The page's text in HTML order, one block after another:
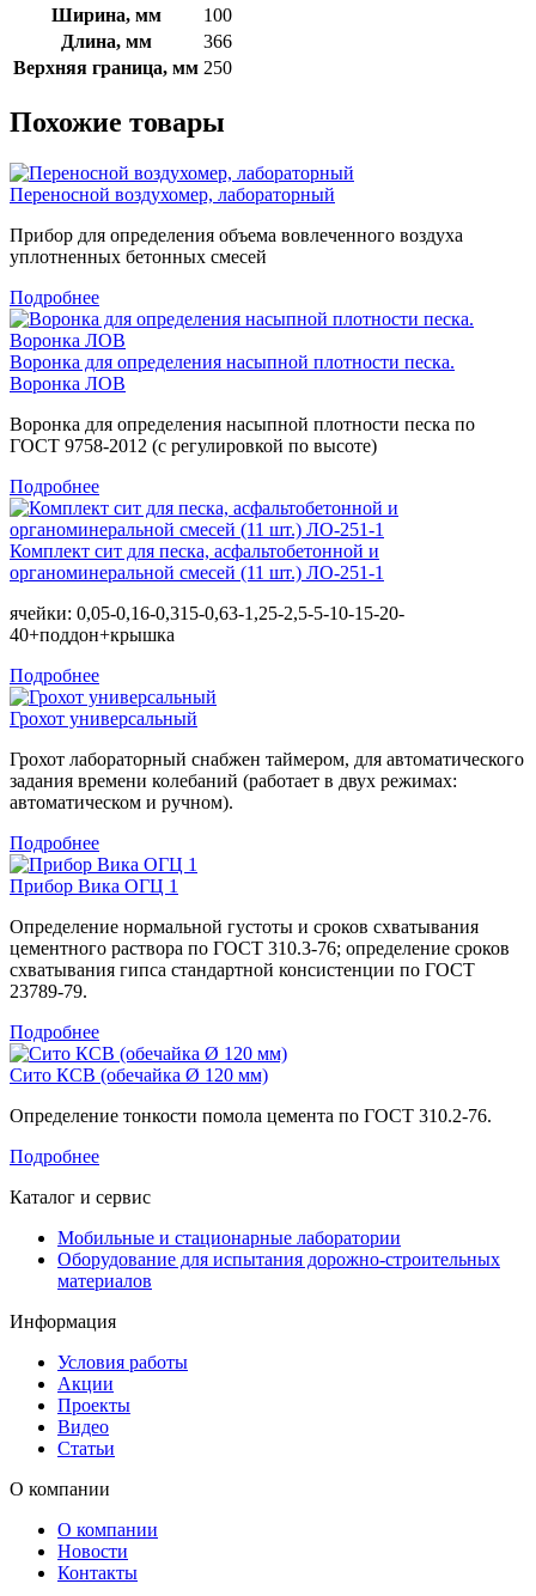
Ширина, мм
100
Длина, мм
366
Верхняя граница, мм 250
Похожие товары
Переносной воздухомер, лабораторный
Прибор для определения объема вовлеченного воздуха
уплотненных бетонных смесей
Подробнее
Воронка для определения насыпной плотности песка.
Воронка ЛОВ
Воронка для определения насыпной плотности песка по
ГОСТ 9758-2012 (с регулировкой по высоте)
Подробнее
Комплект сит для песка, асфальтобетонной и
органоминеральной смесей (11 шт.) ЛО-251-1
ячейки: 0,05-0,16-0,315-0,63-1,25-2,5-5-10-15-20-
40+поддон+крышка
Подробнее
Грохот универсальный
Грохот лабораторный снабжен таймером, для автоматического
задания времени колебаний (работает в двух режимах:
автоматическом и ручном).
Подробнее
Прибор Вика ОГЦ 1
Определение нормальной густоты и сроков схватывания
цементного раствора по ГОСТ 310.3-76; определение сроков
схватывания гипса стандартной консистенции по ГОСТ
23789-79.
Подробнее
Сито КСВ (обечайка Ø 120 мм)
Определение тонкости помола цемента по ГОСТ 310.2-76.
Подробнее
Каталог и сервис
Мобильные и стационарные лаборатории
Оборудование для испытания дорожно-строительных
материалов
Информация
Условия работы
Акции
Проекты
Видео
Статьи
О компании
О компании
Новости
Контакты